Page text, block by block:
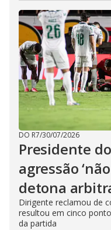
DO R7/30/07/2026
Presidente
agressão
detona
Dirigente reclamou de
resultou em cinco
da partida